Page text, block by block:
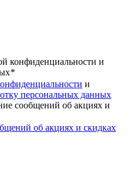
конфиденциальности и
*
и
персональных данных
сообщений об акциях и
об акциях и скидках